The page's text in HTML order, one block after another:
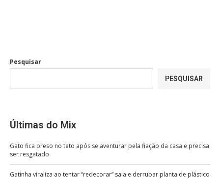
Pesquisar
PESQUISAR
Últimas do Mix
Gato fica preso no teto após se aventurar pela fiação da casa e precisa
ser resgatado
Gatinha viraliza ao tentar “redecorar” sala e derrubar planta de plástico